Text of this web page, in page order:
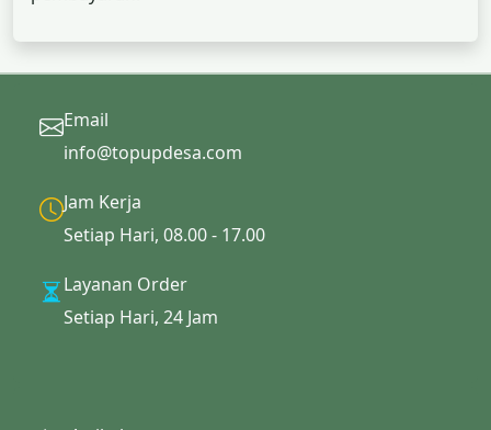
Email
info@topupdesa.com
Jam Kerja
Setiap Hari, 08.00 - 17.00
Layanan Order
Setiap Hari, 24 Jam